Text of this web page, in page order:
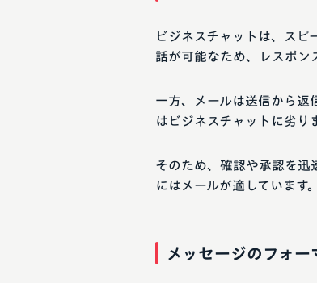
ビジネスチャットは、スピ
話が可能なため、レスポン
一方、メールは送信から返
はビジネスチャットに劣り
そのため、確認や承認を迅
にはメールが適しています。
メッセージのフォー